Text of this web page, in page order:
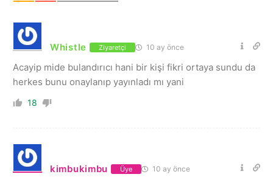
Whistle Ziyaretçi 10 ay önce
Acayip mide bulandırıcı hani bir kişi fikri ortaya sundu da
herkes bunu onaylanıp yayınladı mı yani
18
kimbukimbu Üye 10 ay önce